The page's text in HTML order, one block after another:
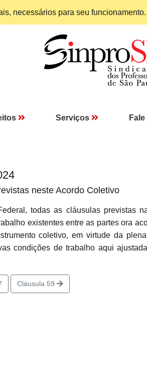
necessários para seu
Serviços
neste Acordo Coletivo
todas as cláusulas previstas
existentes entre as partes ora
coletivo, em virtude da
condições de trabalho aqui
Cláusula 59